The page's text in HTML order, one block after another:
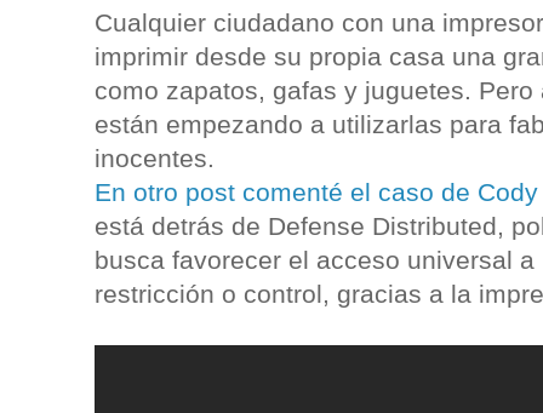
Cualquier ciudadano con una
imprimir desde su propia casa una
como zapatos, gafas y juguetes.
están empezando a utilizarlas para
inocentes.
En otro post comenté el caso de
está detrás de Defense Distributed,
busca favorecer el acceso universal
restricción o control, gracias a la